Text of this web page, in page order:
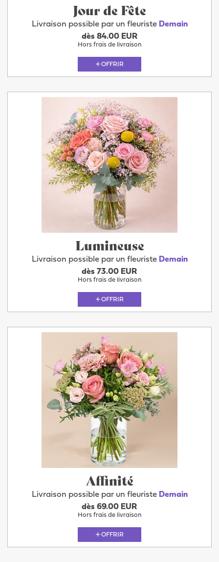
Jour de Fête
Livraison possible par un fleuriste Demain
dès 84.00 EUR
Hors frais de livraison
OFFRIR
Lumineuse
Livraison possible par un fleuriste Demain
dès 73.00 EUR
Hors frais de livraison
OFFRIR
Affinité
Livraison possible par un fleuriste Demain
dès 69.00 EUR
Hors frais de livraison
OFFRIR